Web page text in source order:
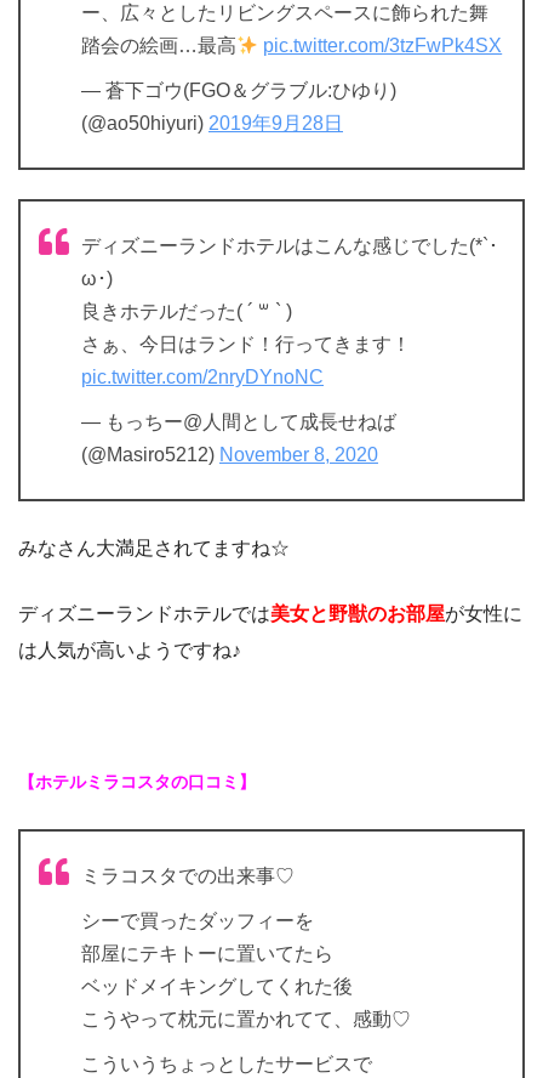
ー、広々としたリビングスペースに飾られた舞
踏会の絵画…最高
pic.twitter.com/3tzFwPk4SX
— 蒼下ゴウ(FGO＆グラブル:ひゆり)
(@ao50hiyuri) 2019年9月28日
ディズニーランドホテルはこんな感じでした(*`･
ω･)
良きホテルだった( ´ ꒳ ` )
さぁ、今日はランド！行ってきます！
pic.twitter.com/2nryDYnoNC
— もっちー@人間として成長せねば
(@Masiro5212) November 8, 2020
みなさん大満足されてますね☆
ディズニーランドホテルでは美女と野獣のお部屋が女性に
は人気が高いようですね♪
【ホテルミラコスタの口コミ】
ミラコスタでの出来事♡
シーで買ったダッフィーを
部屋にテキトーに置いてたら
ベッドメイキングしてくれた後
こうやって枕元に置かれてて、感動♡
こういうちょっとしたサービスで